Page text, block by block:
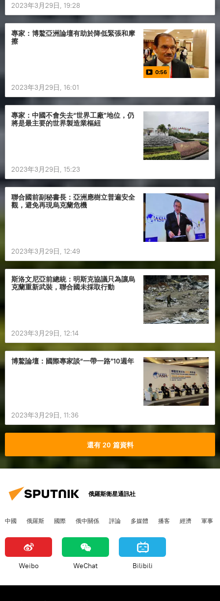
2023年3月29日, 19:28
專家：博鰲亞洲論壇有助於降低緊張和摩
擦
0:56
2023年3月29日, 16:01
專家：中國不會失去“世界工廠”地位，仍
將是最主要的世界製造業樞紐
2023年3月29日, 15:23
聯合國前副秘書長：亞洲應樹立普遍安全
觀，避免再現烏克蘭危機
2023年3月29日, 12:49
斯洛文尼亞前總統：明斯克協議只為讓烏
克蘭重新武裝，聯合國未採取行動
2023年3月29日, 12:14
博鰲論壇：國際專家談“一帶一路”10週年
2023年3月29日, 11:36
還有 20 篇資料
俄羅斯衛星通訊社
中國 俄羅斯 國際 俄中關係 評論 多媒體 播客 經濟 軍事
Weibo WeChat Bilibili